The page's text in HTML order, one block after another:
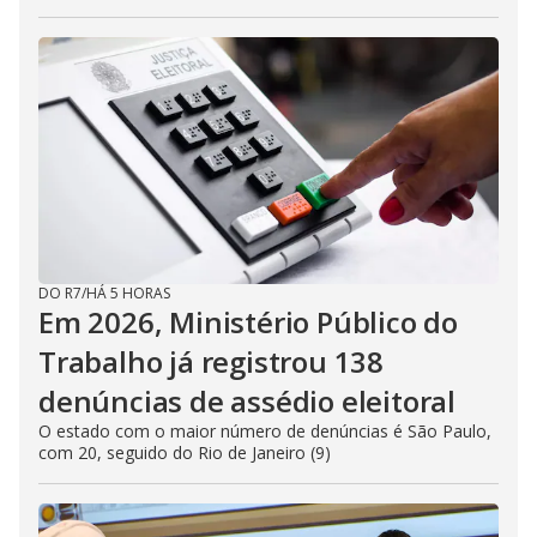
DO R7/HÁ 5 HORAS
Em 2026, Ministério Público do
Trabalho já registrou 138
denúncias de assédio eleitoral
O estado com o maior número de denúncias é São Paulo,
com 20, seguido do Rio de Janeiro (9)